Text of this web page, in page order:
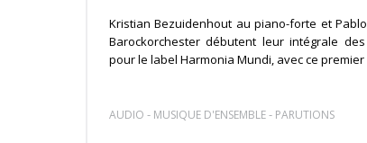
Kristian Bezuidenhout au piano-forte et
Barockorchester débutent leur intégrale
pour le label Harmonia Mundi, avec ce premier
AUDIO - MUSIQUE D'ENSEMBLE- PARUTIONS